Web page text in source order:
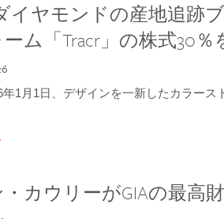
イヤモンドの産地追跡
ーム「Tracr」の株式30％
年1月1日、デザインを一新したカラース
カウリーがGIAの最高